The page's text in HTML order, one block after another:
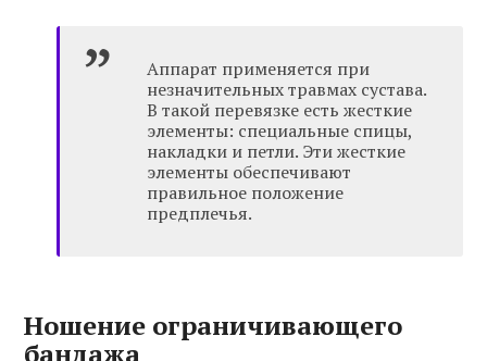
Аппарат применяется при
незначительных травмах сустава.
В такой перевязке есть жесткие
элементы: специальные спицы,
накладки и петли. Эти жесткие
элементы обеспечивают
правильное положение
предплечья.
Ношение ограничивающего
бандажа